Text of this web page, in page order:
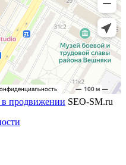
продвижении SEO-SM.ru